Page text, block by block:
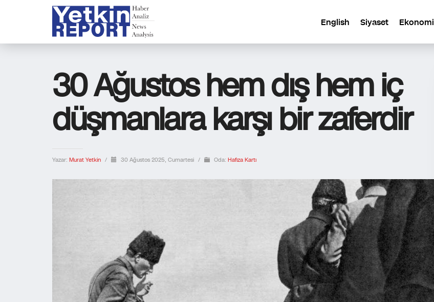
English Siyaset Ekonomi
30 Ağustos hem dış hem iç
düşmanlara karşı bir zaferdir
Yazar: Murat Yetkin / 30 Ağustos 2025, Cumartesi / Oda: Hafıza Kartı